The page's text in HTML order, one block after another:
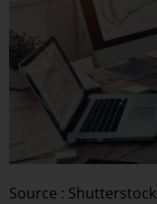
Source : Shutterstock